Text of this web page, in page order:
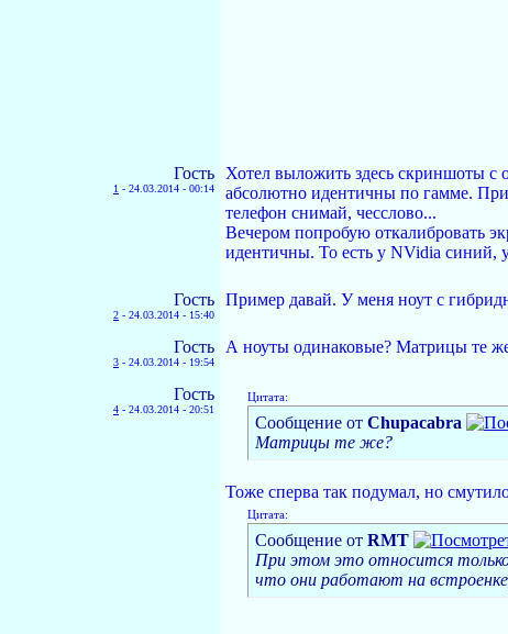
Гость
1 - 24.03.2014 - 00:14
Хотел выложить здесь скриншоты с
абсолютно идентичны по гамме.
телефон снимай, чесслово...
Вечером попробую откалибровать
идентичны. То есть у NVidia синий,
Гость
2 - 24.03.2014 - 15:40
Пример давай. У меня ноут с
Гость
3 - 24.03.2014 - 19:54
А ноуты одинаковые? Матрицы те
Гость
4 - 24.03.2014 - 20:51
Цитата:
Сообщение от Chupacabra
Матрицы те же?
Тоже сперва так подумал, но
Цитата:
Сообщение от RMT
При этом это относится
что они работают на